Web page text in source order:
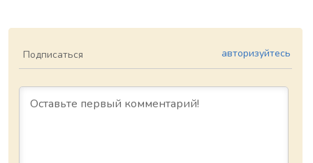
Подписаться авторизуйтесь